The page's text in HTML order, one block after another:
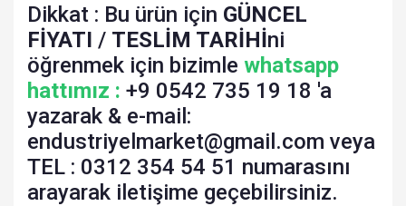
Dikkat : Bu ürün için GÜNCEL
FİYATI / TESLİM TARİHİni
öğrenmek için bizimle whatsapp
hattımız : +9 0542 735 19 18 'a
yazarak & e-mail:
endustriyelmarket@gmail.com veya
TEL : 0312 354 54 51 numarasını
arayarak iletişime geçebilirsiniz.